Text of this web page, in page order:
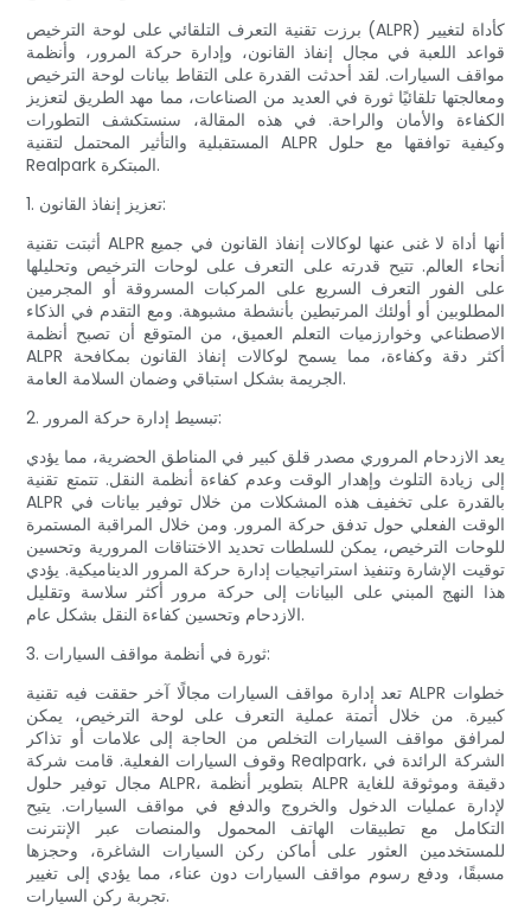
برزت تقنية التعرف التلقائي على لوحة الترخيص (ALPR) كأداة لتغيير
قواعد اللعبة في مجال إنفاذ القانون، وإدارة حركة المرور، وأنظمة
مواقف السيارات. لقد أحدثت القدرة على التقاط بيانات لوحة الترخيص
ومعالجتها تلقائيًا ثورة في العديد من الصناعات، مما مهد الطريق لتعزيز
الكفاءة والأمان والراحة. في هذه المقالة، سنستكشف التطورات
المستقبلية والتأثير المحتمل لتقنية ALPR وكيفية توافقها مع حلول
Realpark المبتكرة.
1. تعزيز إنفاذ القانون:
أثبتت تقنية ALPR أنها أداة لا غنى عنها لوكالات إنفاذ القانون في جميع
أنحاء العالم. تتيح قدرته على التعرف على لوحات الترخيص وتحليلها
على الفور التعرف السريع على المركبات المسروقة أو المجرمين
المطلوبين أو أولئك المرتبطين بأنشطة مشبوهة. ومع التقدم في الذكاء
الاصطناعي وخوارزميات التعلم العميق، من المتوقع أن تصبح أنظمة
ALPR أكثر دقة وكفاءة، مما يسمح لوكالات إنفاذ القانون بمكافحة
الجريمة بشكل استباقي وضمان السلامة العامة.
2. تبسيط إدارة حركة المرور:
يعد الازدحام المروري مصدر قلق كبير في المناطق الحضرية، مما يؤدي
إلى زيادة التلوث وإهدار الوقت وعدم كفاءة أنظمة النقل. تتمتع تقنية
ALPR بالقدرة على تخفيف هذه المشكلات من خلال توفير بيانات في
الوقت الفعلي حول تدفق حركة المرور. ومن خلال المراقبة المستمرة
للوحات الترخيص، يمكن للسلطات تحديد الاختناقات المرورية وتحسين
توقيت الإشارة وتنفيذ استراتيجيات إدارة حركة المرور الديناميكية. يؤدي
هذا النهج المبني على البيانات إلى حركة مرور أكثر سلاسة وتقليل
الازدحام وتحسين كفاءة النقل بشكل عام.
3. ثورة في أنظمة مواقف السيارات:
تعد إدارة مواقف السيارات مجالًا آخر حققت فيه تقنية ALPR خطوات
كبيرة. من خلال أتمتة عملية التعرف على لوحة الترخيص، يمكن
لمرافق مواقف السيارات التخلص من الحاجة إلى علامات أو تذاكر
وقوف السيارات الفعلية. قامت شركة Realpark، الشركة الرائدة في
مجال توفير حلول ALPR، بتطوير أنظمة ALPR دقيقة وموثوقة للغاية
لإدارة عمليات الدخول والخروج والدفع في مواقف السيارات. يتيح
التكامل مع تطبيقات الهاتف المحمول والمنصات عبر الإنترنت
للمستخدمين العثور على أماكن ركن السيارات الشاغرة، وحجزها
مسبقًا، ودفع رسوم مواقف السيارات دون عناء، مما يؤدي إلى تغيير
تجربة ركن السيارات.